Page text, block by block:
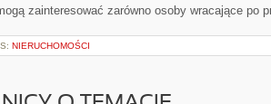
zainteresować zarówno osoby wracające po
NIERUCHOMOŚCI